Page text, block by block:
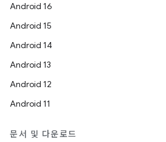
Android 16
Android 15
Android 14
Android 13
Android 12
Android 11
문서 및 다운로드